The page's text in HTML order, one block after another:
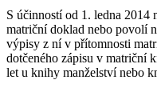
S účinností od 1. ledna 2014
matriční doklad nebo povolí
výpisy z ní v přítomnosti
dotčeného zápisu v matriční
let u knihy manželství nebo